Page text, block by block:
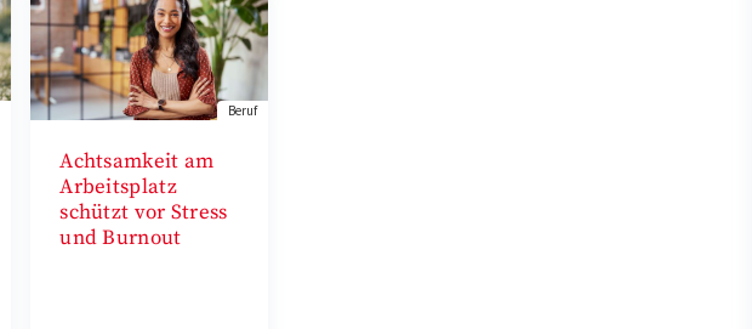
Beruf
Achtsamkeit am
Arbeitsplatz
schützt vor Stress
und Burnout